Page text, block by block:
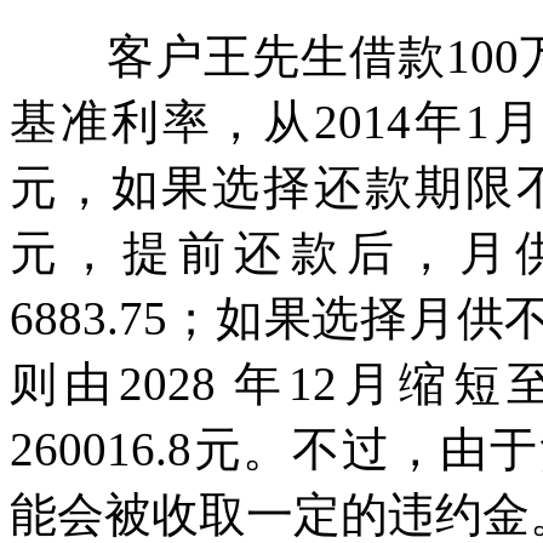
客户王先生借款100
基准利率，从2014年1
元，如果选择还款期限
元，提前还款后，月
6883.75；如果选择月供
则由2028 年12月缩短
260016.8元。不过，由
能会被收取一定的违约金